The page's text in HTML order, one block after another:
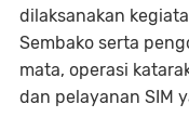
dilaksanakan
Sembako serta
mata, operasi
dan pelayanan SIM